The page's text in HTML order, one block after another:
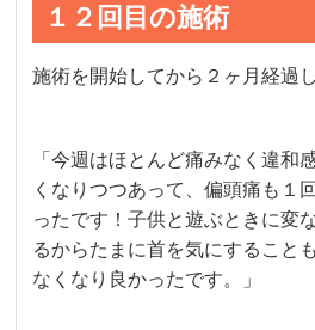
１２回目の施術
施術を開始してから２ヶ月経過
「今週はほとんど痛みなく違和
くなりつつあって、偏頭痛も１
ったです！子供と遊ぶときに変
るからたまに首を気にすること
なくなり良かったです。」